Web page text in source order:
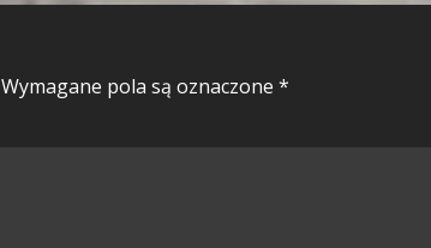
Wymagane pola są oznaczone *